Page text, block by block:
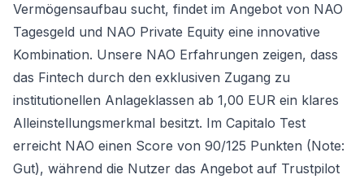
Vermögensaufbau sucht, findet im Angebot von NAO
Tagesgeld und NAO Private Equity eine innovative
Kombination. Unsere NAO Erfahrungen zeigen, dass
das Fintech durch den exklusiven Zugang zu
institutionellen Anlageklassen ab 1,00 EUR ein klares
Alleinstellungsmerkmal besitzt. Im Capitalo Test
erreicht NAO einen Score von 90/125 Punkten (Note:
Gut), während die Nutzer das Angebot auf Trustpilot